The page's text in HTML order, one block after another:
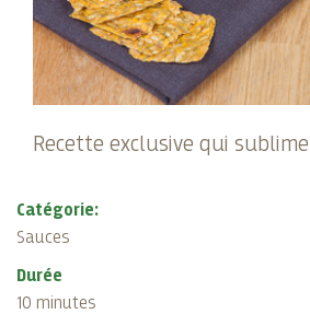
Recette exclusive qui
Catégorie:
Sauces
Durée
10 minutes